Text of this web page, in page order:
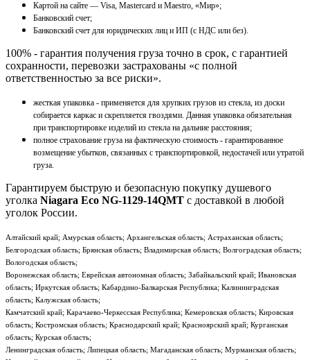
Картой на сайте — Visa, Mastercard и Maestro, «Мир»;
Банковский счет;
Банковский счет для юридических лиц и ИП (с НДС или без).
100% - гарантия получения груза точно в срок, с гарантией
сохранности, перевозки застрахованы «с полной
ответственностью за все риски».
жесткая упаковка - применяется для хрупких грузов из стекла, из доски
собирается каркас и скрепляется гвоздями. Данная упаковка обязательная
при транспортировке изделий из стекла на дальние расстояния;
полное страхование груза на фактическую стоимость - гарантированное
возмещение убытков, связанных с транспортировкой, недостачей или утратой
груза.
Гарантируем быструю и безопасную покупку душевого
уголка Niagara Eco NG-1129-14QMT с доставкой в любой
уголок России.
Алтайский край; Амурская область; Архангельская область; Астраханская область;
Белгородская область; Брянская область; Владимирская область; Волгоградская область;
Вологодская область;
Воронежская область; Еврейская автономная область; Забайкальский край; Ивановская
область; Иркутская область; Кабардино-Балкарская Республика; Калининградская
область; Калужская область;
Камчатский край; Карачаево-Черкесская Республика; Кемеровская область; Кировская
область; Костромская область; Краснодарский край; Красноярский край; Курганская
область; Курская область;
Ленинградская область; Липецкая область; Магаданская область; Мурманская область;